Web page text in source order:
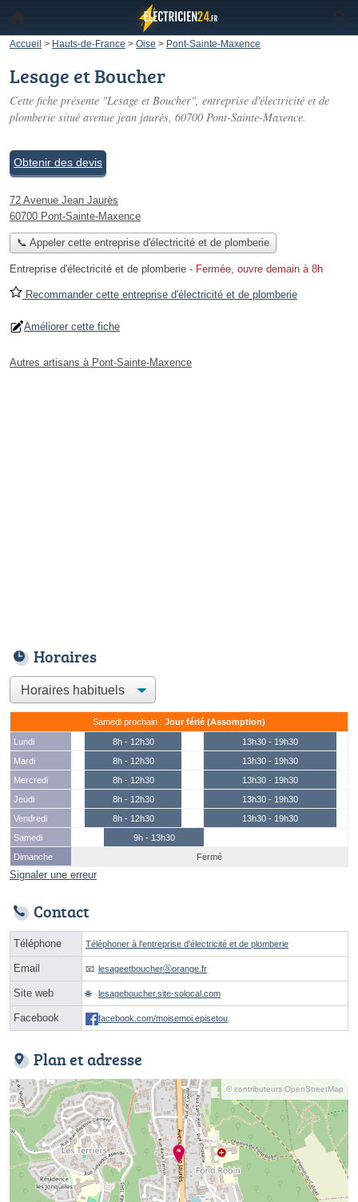
Accueil > Hauts-de-France > Oise > Pont-Sainte-Maxence
Lesage et Boucher
Cette fiche présente "Lesage et Boucher", entreprise d'électricité et de
plomberie situé avenue jean jaurès, 60700 Pont-Sainte-Maxence.
Obtenir des devis
72 Avenue Jean Jaurès
60700 Pont-Sainte-Maxence
📞 Appeler cette entreprise d'électricité et de plomberie
Entreprise d'électricité et de plomberie - Fermée, ouvre demain à 8h
Recommander cette entreprise d'électricité et de plomberie
Améliorer cette fiche
Autres artisans à Pont-Sainte-Maxence
Horaires
Samedi prochain : Jour férié (Assomption)
Lundi 8h - 12h30
13h30 - 19h30
Mardi
8h - 12h30
13h30 - 19h30
Mercredi
8h - 12h30
13h30 - 19h30
Jeudi
8h - 12h30
13h30 - 19h30
Vendredi
8h - 12h30
13h30 - 19h30
Samedi
9h - 13h30
Dimanche
Fermé
Signaler une erreur
Contact
Téléphone Téléphoner à l'entreprise d'électricité et de plomberie
Email lesageetboucherⓐorange.fr
Site web lesageboucher.site-solocal.com
Facebook facebook.com/moisemoi.episetou
Plan et adresse
© contributeurs OpenStreetMap